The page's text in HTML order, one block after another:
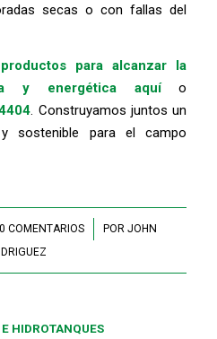
secas o con fallas del
para alcanzar la
y energética aquío
. Construyamos juntos un
sostenible para el campo
0 COMENTARIOS
/ POR JOHN
HIDROTANQUES